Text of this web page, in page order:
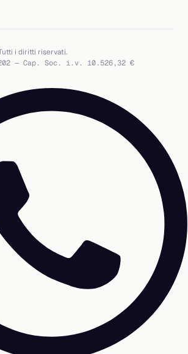
i diritti riservati.
— Cap. Soc. i.v. 10.526,32 €